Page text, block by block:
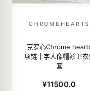
CHROMEHEARTS
克罗心Chrome
项链十字人像帽衫卫衣
套
¥11500.0